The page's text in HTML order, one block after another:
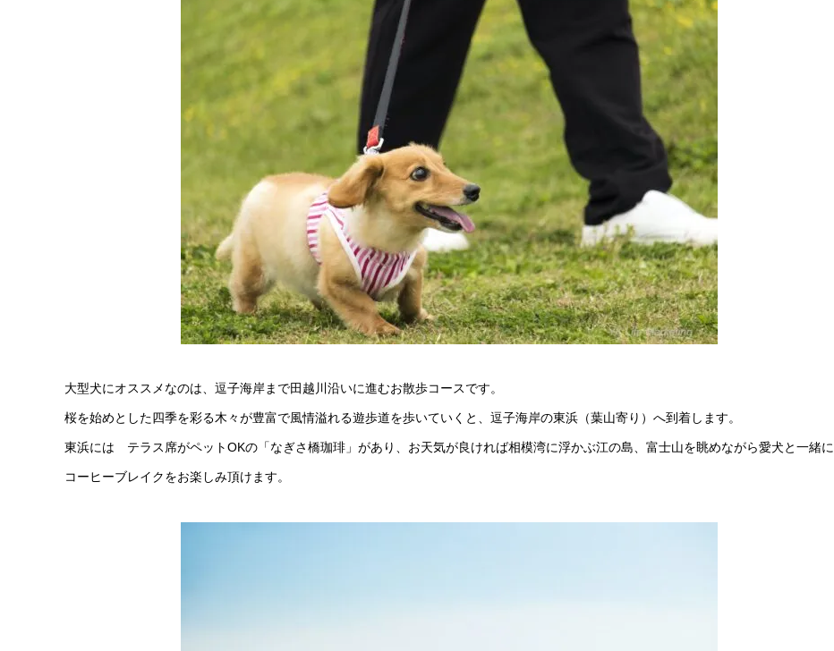
大型犬にオススメなのは、逗子海岸まで田越川沿いに進むお散歩コースです。
桜を始めとした四季を彩る木々が豊富で風情溢れる遊歩道を歩いていくと、逗子海岸の東浜（葉山寄り）へ到着します。
東浜には テラス席がペットOKの「なぎさ橋珈琲」があり、お天気が良ければ相模湾に浮かぶ江の島、富士山を眺めながら愛犬と一緒に
コーヒーブレイクをお楽しみ頂けます。